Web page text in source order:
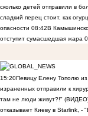
сколько детей отправили в
сладкий перец стоит, как
опасности 08:42В
отступит сумасшедшая жара
15:20Певицу Елену Тополю из
израненных отправили к
там не люди живут?!"
отказывает Киеву в Starlink, -